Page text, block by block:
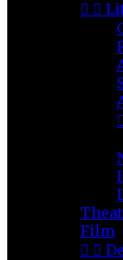
 

Film
 